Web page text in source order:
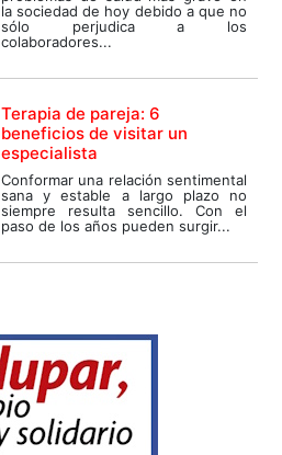
la sociedad de hoy debido a que no
sólo perjudica a los
colaboradores...
Terapia de pareja: 6
beneficios de visitar un
especialista
Conformar una relación sentimental
sana y estable a largo plazo no
siempre resulta sencillo. Con el
paso de los años pueden surgir...